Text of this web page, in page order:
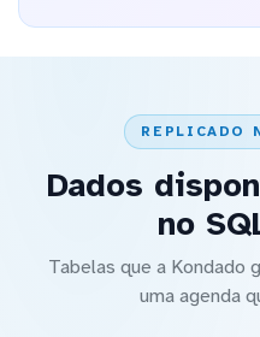
REPLICADO
Dados
no
Tabelas que a Kondado
uma agenda